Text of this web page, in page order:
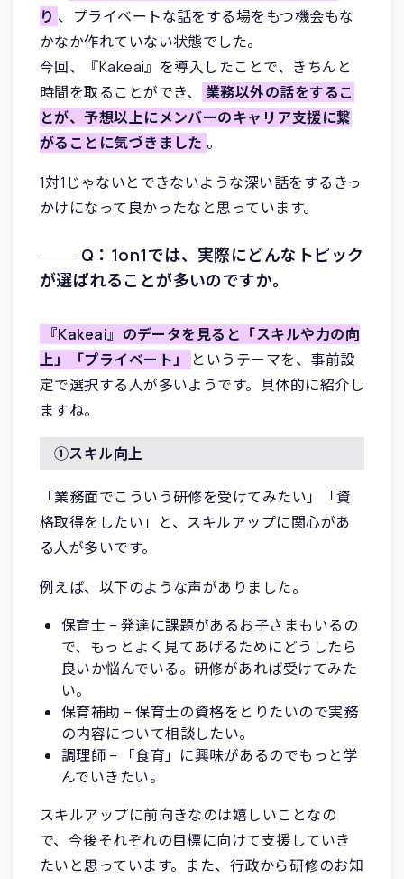
り 、プライベートな話をする場をもつ機会もな
かなか作れていない状態でした。
今回、『Kakeai』を導入したことで、きちんと
時間を取ることができ、
業務以外の話をするこ
とが、予想以上にメンバーのキャリア支援に繋
がることに気づきました 。
1対1じゃないとできないような深い話をするきっ
かけになって良かったなと思っています。
Q：1on1では、実際にどんなトピック
が選ばれることが多いのですか。
『Kakeai』のデータを見ると「スキルや力の向
上」「プライベート」
というテーマを、事前設
定で選択する人が多いようです。具体的に紹介し
ますね。
①スキル向上
「業務面でこういう研修を受けてみたい」「資
格取得をしたい」と、スキルアップに関心があ
る人が多いです。
例えば、以下のような声がありました。
保育士 – 発達に課題があるお子さまもいるの
で、もっとよく見てあげるためにどうしたら
良いか悩んでいる。研修があれば受けてみた
い。
保育補助 – 保育士の資格をとりたいので実務
の内容について相談したい。
調理師 – 「食育」に興味があるのでもっと学
んでいきたい。
スキルアップに前向きなのは嬉しいことなの
で、今後それぞれの目標に向けて支援していき
たいと思っています。また、行政から研修のお知